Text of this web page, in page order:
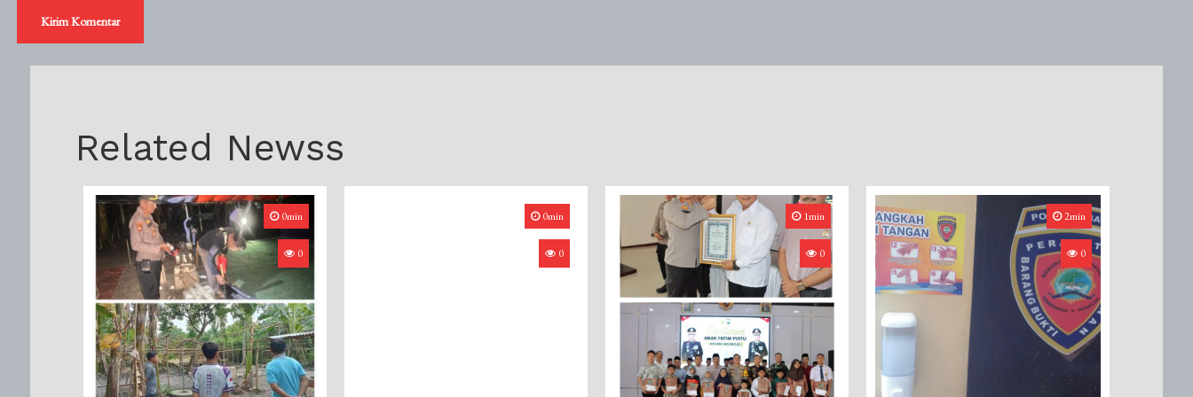
Related Newss
0min
0
0min
0
1min
0
2min
0